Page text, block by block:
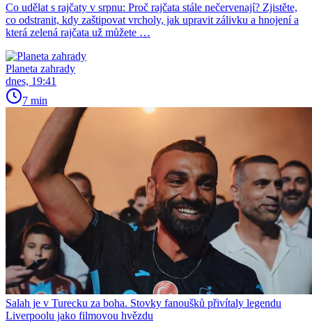
Co udělat s rajčaty v srpnu: Proč rajčata stále nečervenají? Zjistěte,
co odstranit, kdy zaštipovat vrcholy, jak upravit zálivku a hnojení a
která zelená rajčata už můžete …
Planeta zahrady
dnes, 19:41
7 min
Salah je v Turecku za boha. Stovky fanoušků přivítaly legendu
Liverpoolu jako filmovou hvězdu